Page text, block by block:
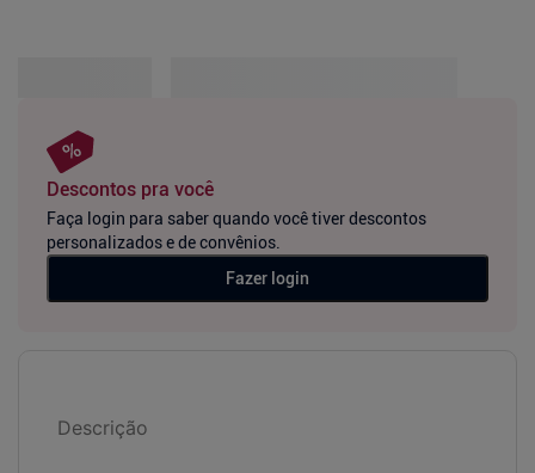
Descontos pra você
Faça login para saber quando você tiver descontos
personalizados e de convênios.
Fazer login
Descrição